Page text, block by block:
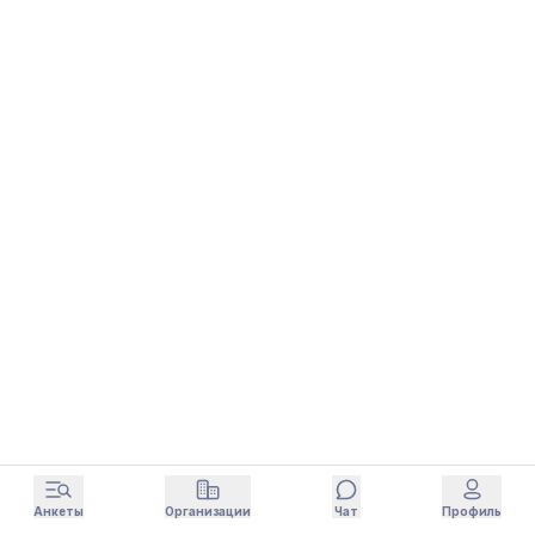
Анкеты Организации Чат Профиль